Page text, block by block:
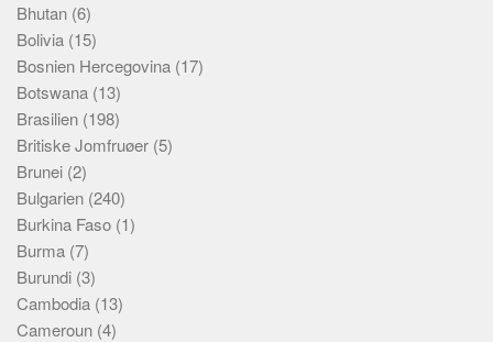
Bhutan (6)
Bolivia (15)
Bosnien Hercegovina (17)
Botswana (13)
Brasilien (198)
Britiske Jomfruøer (5)
Brunei (2)
Bulgarien (240)
Burkina Faso (1)
Burma (7)
Burundi (3)
Cambodia (13)
Cameroun (4)